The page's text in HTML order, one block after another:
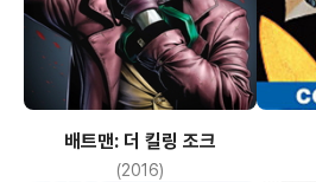
배트맨: 더 킬링 조크
(2016)